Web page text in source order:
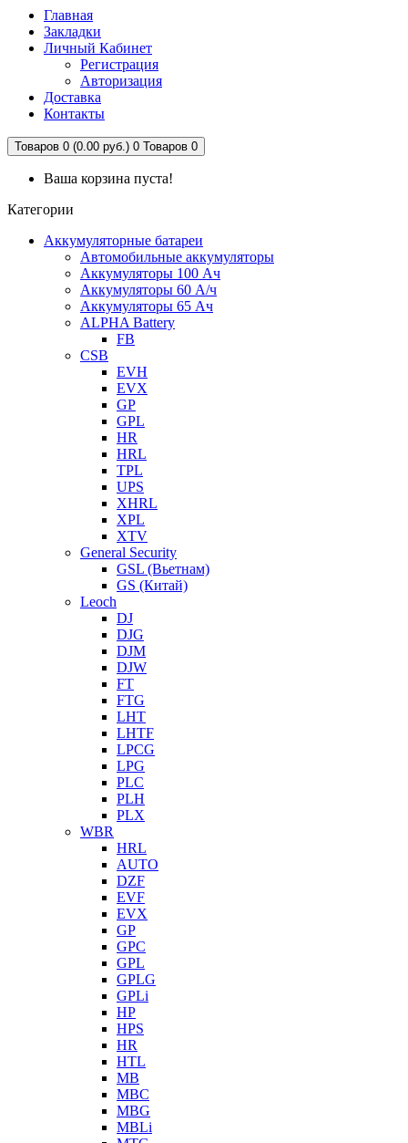
Главная
Закладки
Личный Кабинет
Регистрация
Авторизация
Доставка
Контакты
Товаров 0 (0.00 руб.) 0 Товаров 0
Ваша корзина пуста!
Категории
Аккумуляторные батареи
Автомобильные аккумуляторы
Аккумуляторы 100 Ач
Аккумуляторы 60 А/ч
Аккумуляторы 65 Ач
ALPHA Battery
FB
CSB
EVH
EVX
GP
GPL
HR
HRL
TPL
UPS
XHRL
XPL
XTV
General Security
GSL (Вьетнам)
GS (Китай)
Leoch
DJ
DJG
DJM
DJW
FT
FTG
LHT
LHTF
LPCG
LPG
PLC
PLH
PLX
WBR
HRL
AUTO
DZF
EVF
EVX
GP
GPC
GPL
GPLG
GPLi
HP
HPS
HR
HTL
MB
MBC
MBG
MBLi